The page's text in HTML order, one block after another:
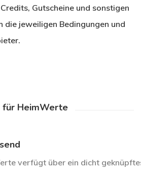
Gutscheine und sonstigen
die jeweiligen Bedingungen und
HeimWerte
verfügt über ein dicht